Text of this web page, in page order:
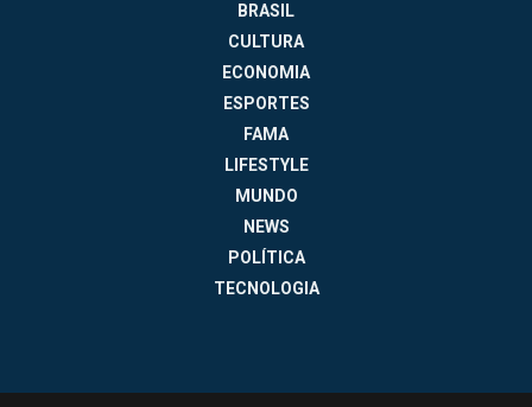
BRASIL
CULTURA
ECONOMIA
ESPORTES
FAMA
LIFESTYLE
MUNDO
NEWS
POLÍTICA
TECNOLOGIA